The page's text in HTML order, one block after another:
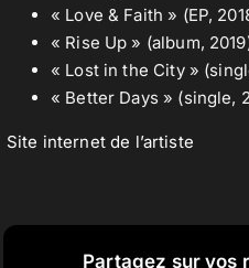
« Love & Faith » (EP,
« Rise Up » (album,
« Lost in the City »
« Better Days » (single,
Site internet de l’artiste
Partagez sur vos